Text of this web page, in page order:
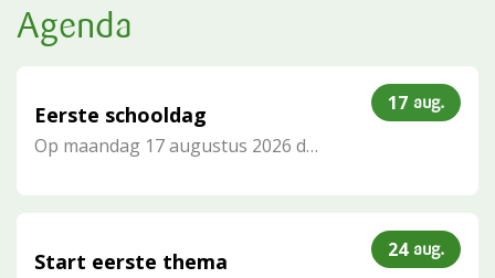
Agenda
Eerste schooldag
Op maandag 17 augustus 2026 de gehele dag
aug.
17
Start eerste thema aug.
24